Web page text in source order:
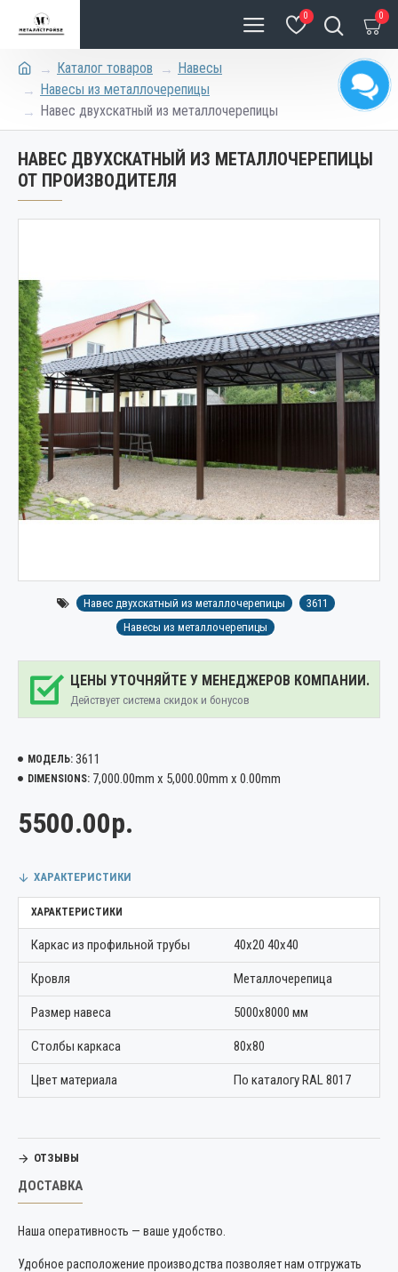
0 0
Каталог товаров
Навесы
Навесы из металлочерепицы
Навес двухскатный из металлочерепицы
НАВЕС ДВУХСКАТНЫЙ ИЗ МЕТАЛЛОЧЕРЕПИЦЫ
ОТ ПРОИЗВОДИТЕЛЯ
Навес двухскатный из металлочерепицы
3611
Навесы из металлочерепицы
ЦЕНЫ УТОЧНЯЙТЕ У МЕНЕДЖЕРОВ КОМПАНИИ.
Действует система скидок и бонусов
МОДЕЛЬ: 3611
DIMENSIONS: 7,000.00mm x 5,000.00mm x 0.00mm
5500.00р.
ХАРАКТЕРИСТИКИ
ХАРАКТЕРИСТИКИ
Каркас из профильной трубы 40х20 40х40
Кровля Металлочерепица
Размер навеса 5000х8000 мм
Столбы каркаса 80х80
Цвет материала По каталогу RAL 8017
ОТЗЫВЫ
ДОСТАВКА
Наша оперативность — ваше удобство.
Удобное расположение производства позволяет нам отгружать